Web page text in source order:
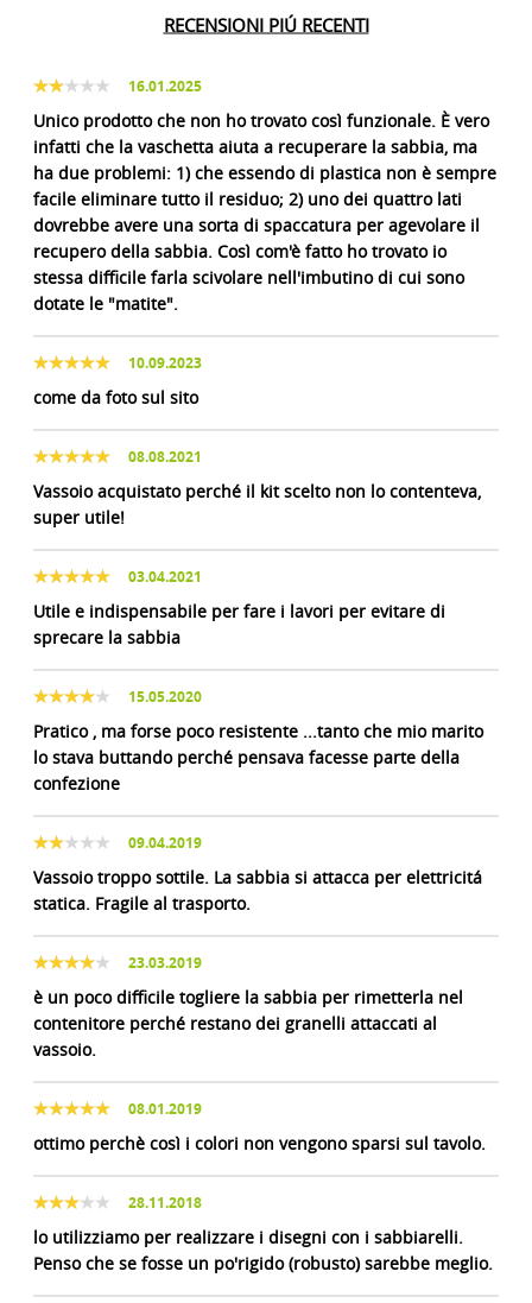
RECENSIONI PIÚ RECENTI
16.01.2025
Unico prodotto che non ho trovato così funzionale. È vero
infatti che la vaschetta aiuta a recuperare la sabbia, ma
ha due problemi: 1) che essendo di plastica non è sempre
facile eliminare tutto il residuo; 2) uno dei quattro lati
dovrebbe avere una sorta di spaccatura per agevolare il
recupero della sabbia. Così com'è fatto ho trovato io
stessa difficile farla scivolare nell'imbutino di cui sono
dotate le "matite".
10.09.2023
come da foto sul sito
08.08.2021
Vassoio acquistato perché il kit scelto non lo contenteva,
super utile!
03.04.2021
Utile e indispensabile per fare i lavori per evitare di
sprecare la sabbia
15.05.2020
Pratico , ma forse poco resistente ...tanto che mio marito
lo stava buttando perché pensava facesse parte della
confezione
09.04.2019
Vassoio troppo sottile. La sabbia si attacca per elettricitá
statica. Fragile al trasporto.
23.03.2019
è un poco difficile togliere la sabbia per rimetterla nel
contenitore perché restano dei granelli attaccati al
vassoio.
08.01.2019
ottimo perchè così i colori non vengono sparsi sul tavolo.
28.11.2018
lo utilizziamo per realizzare i disegni con i sabbiarelli.
Penso che se fosse un po'rigido (robusto) sarebbe meglio.